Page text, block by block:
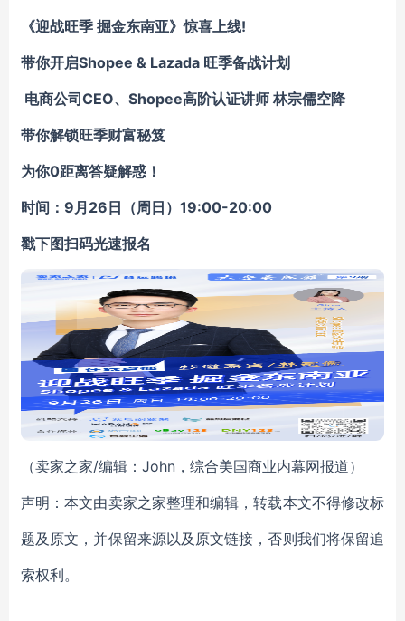
《迎战旺季 掘金东南亚》惊喜上线!
带你开启Shopee & Lazada 旺季备战计划
电商公司CEO、Shopee高阶认证讲师 林宗儒空降
带你解锁旺季财富秘笈
为你0距离答疑解惑！
时间：9月26日（周日）19:00-20:00
戳下图扫码光速报名
（卖家之家/编辑：John，综合美国商业内幕网报道）
声明：本文由卖家之家整理和编辑，转载本文不得修改标
题及原文，并保留来源以及原文链接，否则我们将保留追
索权利。